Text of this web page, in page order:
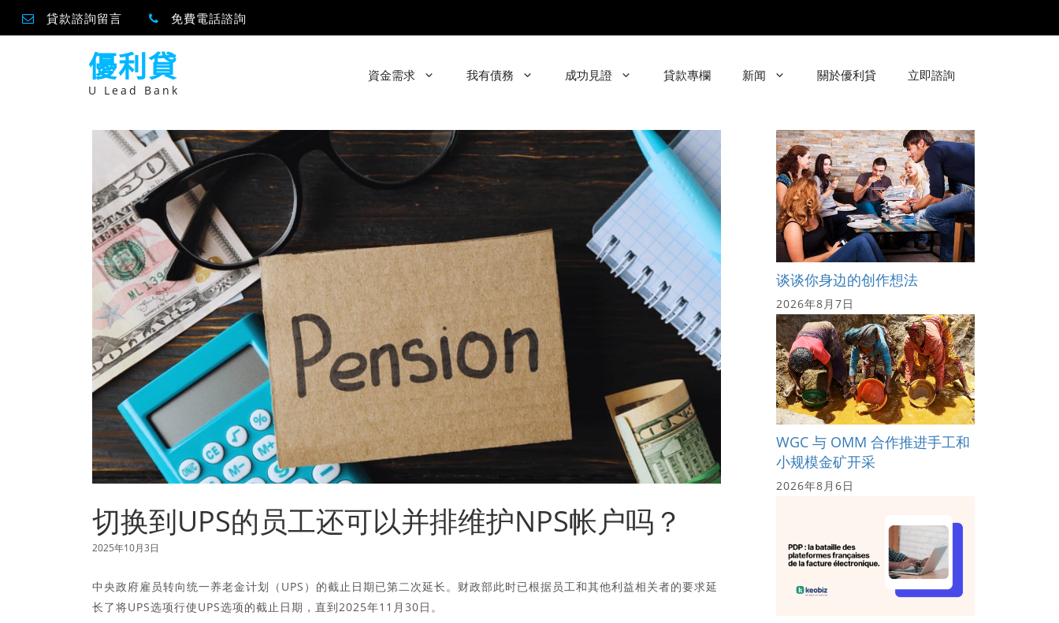
貸款諮詢留言 免費電話諮詢
優利貸
U Lead Bank
資金需求 我有債務 成功見證 貸款專欄 新闻 關於優利貸 立即諮詢
切换到UPS的员工还可以并排维护NPS帐户吗？
2025年10月3日
中央政府雇员转向统一养老金计划（UPS）的截止日期已第二次延长。财政部此时已根据员工和其他利益相关者的要求延
长了将UPS选项行使UPS选项的截止日期，直到2025年11月30日。
谈谈你身边的创作想法
2026年8月7日
WGC 与 OMM 合作推进手工和
小规模金矿开采
2026年8月6日